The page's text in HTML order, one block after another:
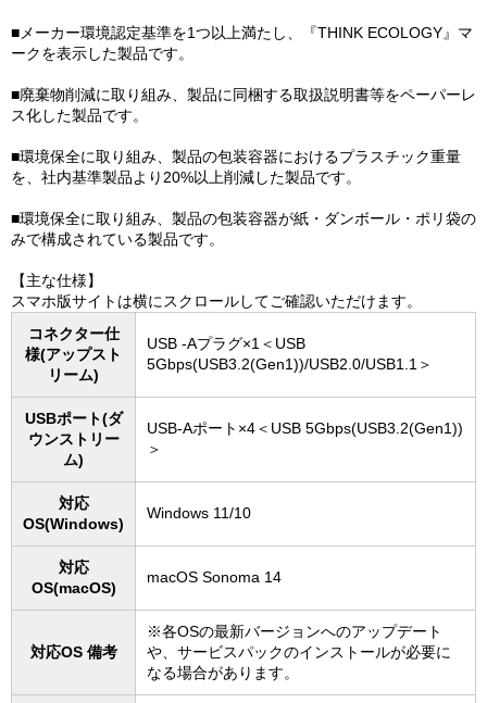
■メーカー環境認定基準を1つ以上満たし、『THINK ECOLOGY』マ
ークを表示した製品です。
■廃棄物削減に取り組み、製品に同梱する取扱説明書等をペーパーレ
ス化した製品です。
■環境保全に取り組み、製品の包装容器におけるプラスチック重量
を、社内基準製品より20%以上削減した製品です。
■環境保全に取り組み、製品の包装容器が紙・ダンボール・ポリ袋の
みで構成されている製品です。
【主な仕様】
スマホ版サイトは横にスクロールしてご確認いただけます。
コネクター仕
様(アップスト
リーム)
USB -Aプラグ×1＜USB
5Gbps(USB3.2(Gen1))/USB2.0/USB1.1＞
USBポート(ダ
ウンストリー
ム)
USB-Aポート×4＜USB 5Gbps(USB3.2(Gen1))
＞
対応
OS(Windows)
Windows 11/10
対応
OS(macOS)
macOS Sonoma 14
対応OS 備考
※各OSの最新バージョンへのアップデート
や、サービスパックのインストールが必要に
なる場合があります。